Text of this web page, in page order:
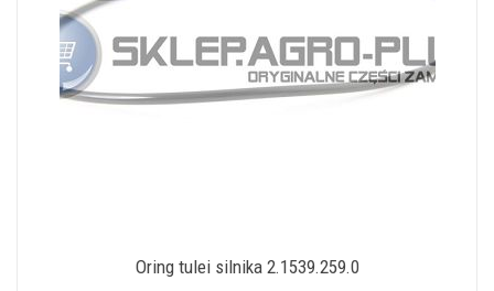
Oring tulei silnika 2.1539.259.0